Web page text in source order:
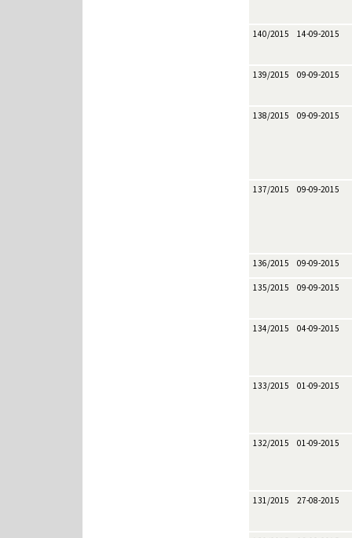
140/2015 14-09-2015
139/2015 09-09-2015
138/2015 09-09-2015
137/2015 09-09-2015
136/2015 09-09-2015
135/2015 09-09-2015
134/2015 04-09-2015
133/2015 01-09-2015
132/2015 01-09-2015
131/2015 27-08-2015